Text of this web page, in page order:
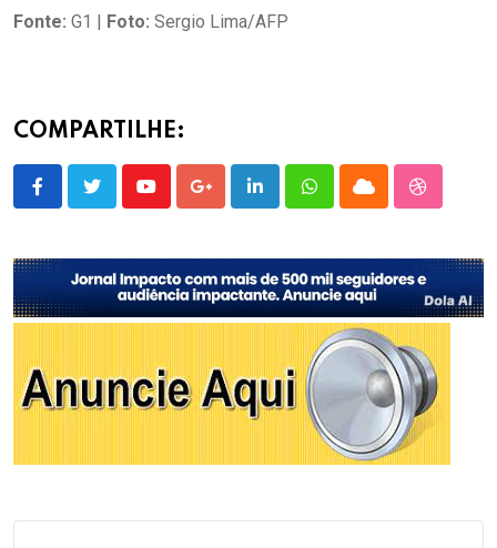
Fonte: G1 | Foto: Sergio Lima/AFP
COMPARTILHE:
YoutubeGoogle+LinkedInWhatsappCloud